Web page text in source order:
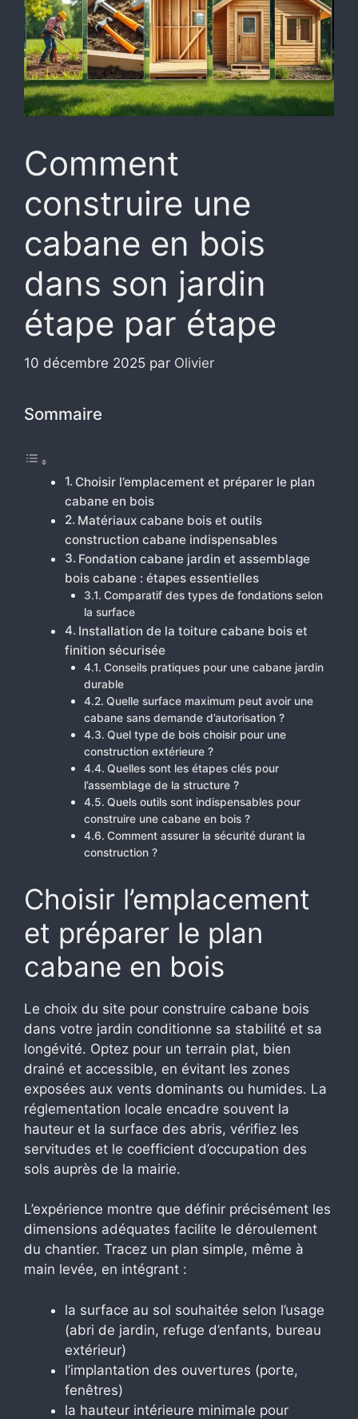
Comment
construire une
cabane en bois
dans son jardin
étape par étape
10 décembre 2025 par Olivier
Sommaire
Choisir l’emplacement et préparer le plan
cabane en bois
Matériaux cabane bois et outils
construction cabane indispensables
Fondation cabane jardin et assemblage
bois cabane : étapes essentielles
Comparatif des types de fondations selon
la surface
Installation de la toiture cabane bois et
finition sécurisée
Conseils pratiques pour une cabane jardin
durable
Quelle surface maximum peut avoir une
cabane sans demande d’autorisation ?
Quel type de bois choisir pour une
construction extérieure ?
Quelles sont les étapes clés pour
l’assemblage de la structure ?
Quels outils sont indispensables pour
construire une cabane en bois ?
Comment assurer la sécurité durant la
construction ?
Choisir l’emplacement
et préparer le plan
cabane en bois
Le choix du site pour construire cabane bois
dans votre jardin conditionne sa stabilité et sa
longévité. Optez pour un terrain plat, bien
drainé et accessible, en évitant les zones
exposées aux vents dominants ou humides. La
réglementation locale encadre souvent la
hauteur et la surface des abris, vérifiez les
servitudes et le coefficient d’occupation des
sols auprès de la mairie.
L’expérience montre que définir précisément les
dimensions adéquates facilite le déroulement
du chantier. Tracez un plan simple, même à
main levée, en intégrant :
la surface au sol souhaitée selon l’usage
(abri de jardin, refuge d’enfants, bureau
extérieur)
l’implantation des ouvertures (porte,
fenêtres)
la hauteur intérieure minimale pour